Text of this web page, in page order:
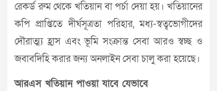
রেকর্ড রুম থেকে খতিয়ান বা পর্চা দেয়া হয়। খতিয়ানের
কপি প্রাপ্তিতে দীর্ঘসূত্রতা পরিহার, মধ্য-স্বত্বভোগীদের
দৌরাত্ম্য হ্রাস এবং ভূমি সংক্রান্ত সেবা আরও স্বচ্ছ ও
জবাবদিহি করার জন্য অনলাইন সেবা চালু করা হয়েছে।
আরএস খতিয়ান পাওয়া যাবে যেভাবে